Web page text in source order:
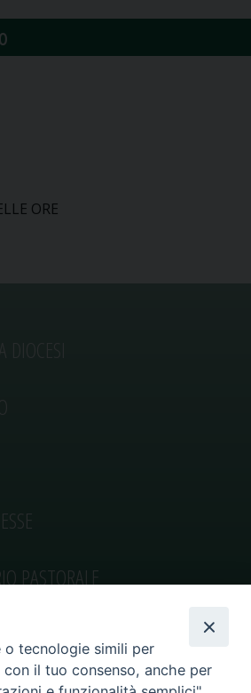
ORE
PASTORALE
tecnologie simili per
il tuo consenso, anche per